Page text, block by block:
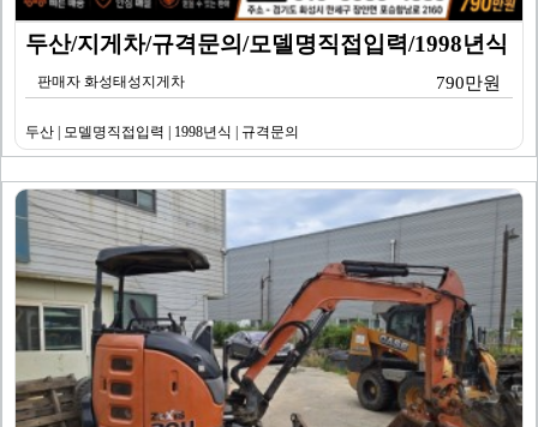
두산/지게차/규격문의/모델명직접입력/1998년식
판매자 화성태성지게차 790만원
두산 | 모델명직접입력 | 1998년식 | 규격문의